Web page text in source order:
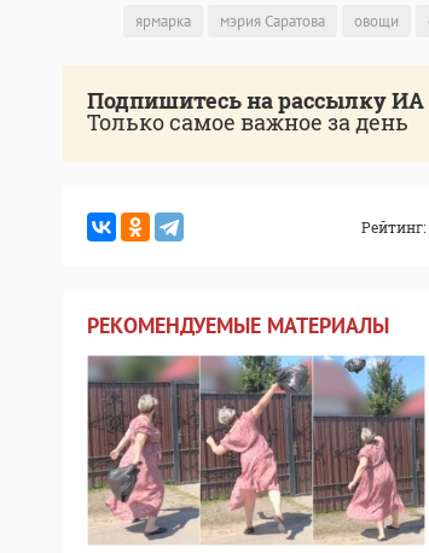
ярмарка мэрия Саратова овощи
Подпишитесь на рассылку
Только самое важное за день
Рейтинг:
РЕКОМЕНДУЕМЫЕ МАТЕРИАЛЫ